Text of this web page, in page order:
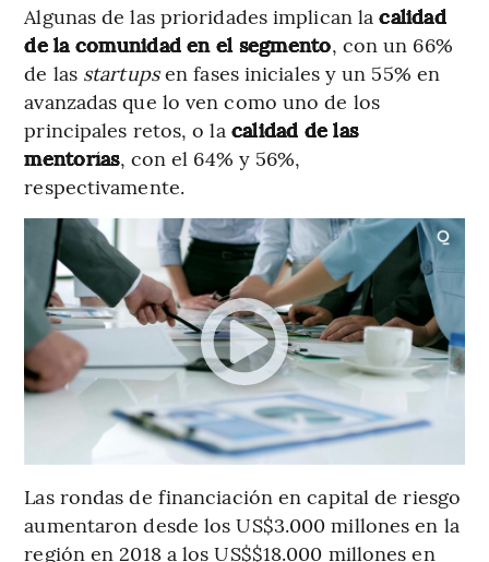
Algunas de las prioridades implican lacalidad
de la comunidad en el segmento, con un 66%
de las startupsen fases iniciales y un 55% en
avanzadas que lo ven como uno de los
principales retos, o la calidad de las
mentorías, con el 64% y 56%,
respectivamente.
Las rondas de financiación en capital de riesgo
aumentaron desde los US$3.000 millones en la
región en 2018 a los US$$18.000 millones en